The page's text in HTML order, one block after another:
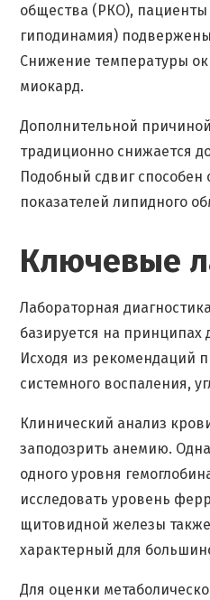
общества (РКО), пациенты
гиподинамия)
Снижение температуры
миокард.
Дополнительной
традиционно снижается
Подобный сдвиг
показателей липидного
Ключевые
Лабораторная
базируется на
Исходя из рекомендаций
системного воспаления,
Клинический анализ
заподозрить анемию.
одного уровня
исследовать уровень
щитовидной железы
характерный для
Для оценки